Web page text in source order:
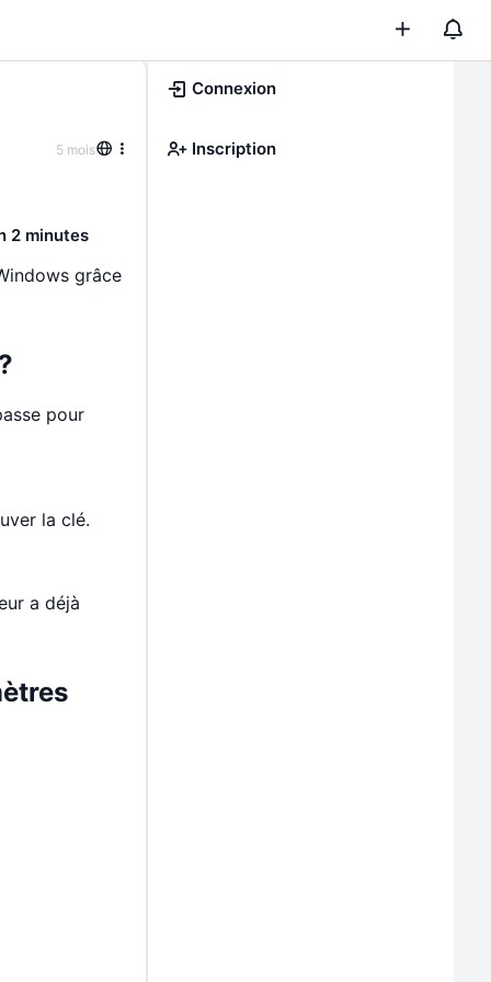
5 mois
2 minutes
grâce
pour
la clé.
a déjà
Connexion
Inscription